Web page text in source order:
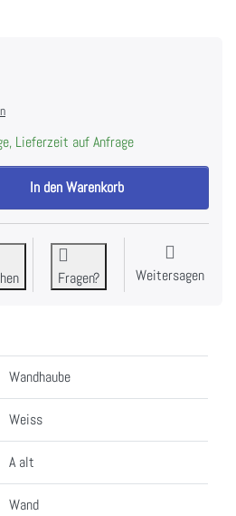
Lieferzeit auf Anfrage
80 W Dunstabzugshaube Wand zu CHF
In den Warenkorb
Fragen? Weitersagen
Wandhaube
Weiss
A alt
Wand